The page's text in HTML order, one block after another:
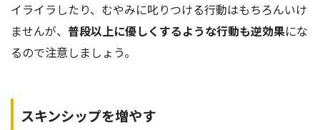
イライラしたり、むやみに叱りつける行動はもちろんいけ
ませんが、 普段以上に優しくするような行動も逆効果にな
るので注意しましょう。
スキンシップを増やす